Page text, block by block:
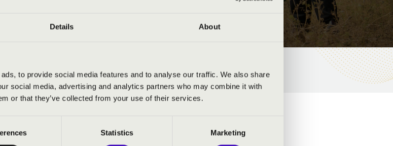
Details About
to provide social media features and to analyse our traffic. We also share
social media, advertising and analytics partners who may combine it with
or that they’ve collected from your use of their services.
Statistics Marketing